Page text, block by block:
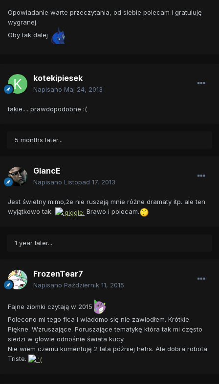
Opowiadanie warte przeczytania, od siebie polecam i gratuluję
wygranej.
Oby tak dalej
kotekipiesek
Napisano Maj 24, 2013
takie.... prawdopodobne :(
5 months later...
GlancE
Napisano Listopad 17, 2013
Jest świetny mimo,że nie ruszają mnie różne dramaty itp. ale ten
wyjątkowo tak
Brawo i polecam.
1 year later...
FrozenTear7
Napisano Październik 11, 2015
Fajne ziomki czytają w 2015
Polecono mi tego fica i wiadomo się nie zawiodłem. Krótkie.
Piękne. Wzruszające. Poruszające tematykę która tak mi często
siedzi w głowie odnośnie świata kucy.
Nie wiem czemu komentuję 2 lata później hehs. Ale dobra robota
Triste.